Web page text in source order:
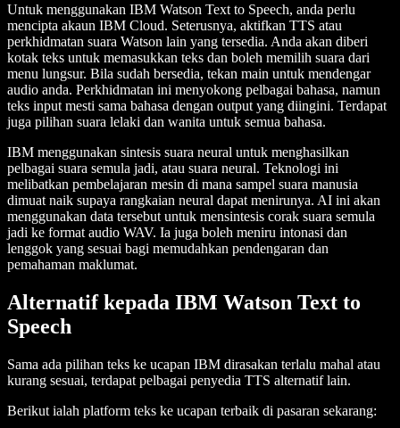
Untuk menggunakan IBM Watson Text to Speech, anda perlu
mencipta akaun IBM Cloud. Seterusnya, aktifkan TTS atau
perkhidmatan suara Watson lain yang tersedia. Anda akan diberi
kotak teks untuk memasukkan teks dan boleh memilih suara dari
menu lungsur. Bila sudah bersedia, tekan main untuk mendengar
audio anda. Perkhidmatan ini menyokong pelbagai bahasa, namun
teks input mesti sama bahasa dengan output yang diingini. Terdapat
juga pilihan suara lelaki dan wanita untuk semua bahasa.
IBM menggunakan sintesis suara neural untuk menghasilkan
pelbagai suara semula jadi, atau suara neural. Teknologi ini
melibatkan pembelajaran mesin di mana sampel suara manusia
dimuat naik supaya rangkaian neural dapat menirunya. AI ini akan
menggunakan data tersebut untuk mensintesis corak suara semula
jadi ke format audio WAV. Ia juga boleh meniru intonasi dan
lenggok yang sesuai bagi memudahkan pendengaran dan
pemahaman maklumat.
Alternatif kepada IBM Watson Text to
Speech
Sama ada pilihan teks ke ucapan IBM dirasakan terlalu mahal atau
kurang sesuai, terdapat pelbagai penyedia TTS alternatif lain.
Berikut ialah platform teks ke ucapan terbaik di pasaran sekarang: